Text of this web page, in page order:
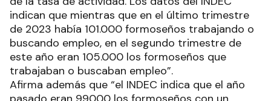
indican que mientras que en el último trimestre
de 2023 había 101.000 formoseños trabajando o
buscando empleo, en el segundo trimestre de
este año eran 105.000 los formoseños que
trabajaban o buscaban empleo”.
Afirma además que “el INDEC indica que el año